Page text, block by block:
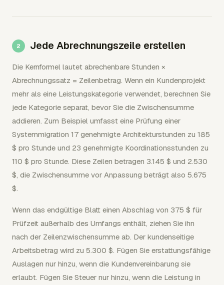
Jede Abrechnungszeile erstellen
Die Kernformel lautet abrechenbare Stunden ×
Abrechnungssatz = Zeilenbetrag. Wenn ein Kundenprojekt
mehr als eine Leistungskategorie verwendet, berechnen Sie
jede Kategorie separat, bevor Sie die Zwischensumme
addieren. Zum Beispiel umfasst eine Prüfung einer
Systemmigration 17 genehmigte Architekturstunden zu 185
$ pro Stunde und 23 genehmigte Koordinationsstunden zu
110 $ pro Stunde. Diese Zeilen betragen 3.145 $ und 2.530
$, die Zwischensumme vor Anpassung beträgt also 5.675
$.
Wenn das endgültige Blatt einen Abschlag von 375 $ für
Prüfzeit außerhalb des Umfangs enthält, ziehen Sie ihn
nach der Zeilenzwischensumme ab. Der kundenseitige
Arbeitsbetrag wird zu 5.300 $. Fügen Sie erstattungsfähige
Auslagen nur hinzu, wenn die Kundenvereinbarung sie
erlaubt. Fügen Sie Steuer nur hinzu, wenn die Leistung in